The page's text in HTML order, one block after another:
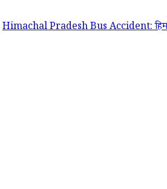
Pradesh Bus Accident: हिमाचल के चंबा